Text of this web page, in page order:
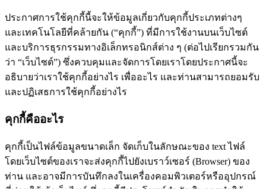
ประกาศการใช้คุกกี้นี้จะให้ข้อมูลเกี่ยวกับคุกกี้ประเภทต่างๆ
และเทคโนโลยีที่คล้ายกัน (“คุกกี้”) ที่มีการใช้งานบนเว็บไซต์
และบริการธุรกรรมทางอิเล็กทรอนิกส์ต่าง ๆ (ต่อไปเรียกรวมกัน
ว่า “เว็บไซต์”) ซึ่งควบคุมและจัดการโดยเราโดยประกาศนี้จะ
อธิบายว่าเราใช้คุกกี้อย่างไร เพื่ออะไร และท่านสามารถยอมรับ
และปฏิเสธการใช้คุกกี้อย่างไร
คุกกี้คืออะไร
คุกกี้เป็นไฟล์ข้อมูลขนาดเล็ก จัดเก็บในลักษณะของ text ไฟล์
โดยเว็บไซต์ของเราจะส่งคุกกี้ไปยังเบราว์เซอร์ (Browser) ของ
ท่าน และอาจมีการบันทึกลงในเครื่องคอมพิวเตอร์หรืออุปกรณ์